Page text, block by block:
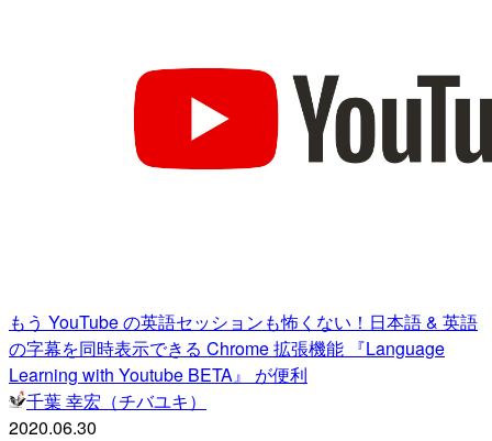
もう YouTube の英語セッションも怖くない！日本語 & 英語
の字幕を同時表示できる Chrome 拡張機能 『Language
Learning with Youtube BETA』 が便利
千葉 幸宏（チバユキ）
2020.06.30